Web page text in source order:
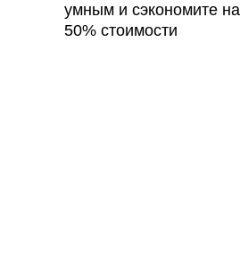
умным и сэкономите
50% стоимости